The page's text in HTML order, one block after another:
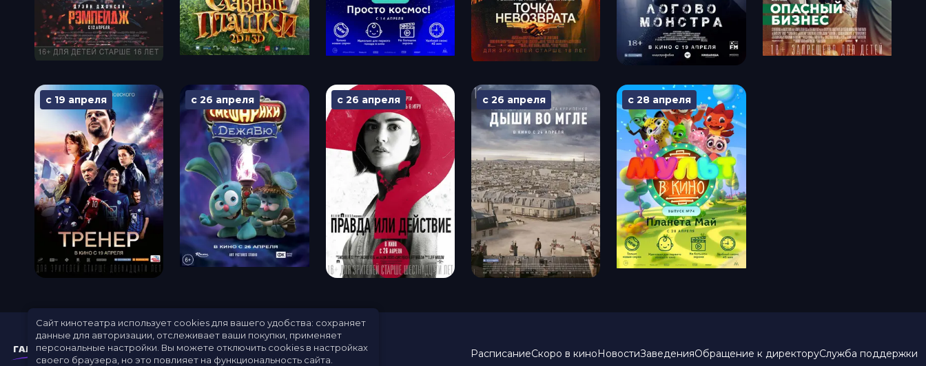
с 19 апреля с 26 апреля с 26 апреля с 26 апреля с 28 апреля
РасписаниеСкоро в киноНовостиЗаведенияОбращение к директоруСлужба поддержки
Сайт кинотеатра использует cookies для вашего удобства: сохраняет
данные для авторизации, отслеживает ваши покупки, применяет
персональные настройки. Вы можете отключить cookies в настройках
своего браузера, но это повлияет на функциональность сайта.